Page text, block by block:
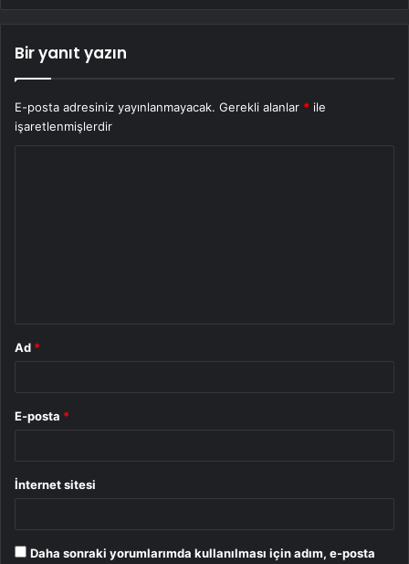
Bir yanıt yazın
E-posta adresiniz yayınlanmayacak. Gerekli alanlar * ile
işaretlenmişlerdir
Ad *
E-posta *
İnternet sitesi
Daha sonraki yorumlarımda kullanılması için adım, e-posta